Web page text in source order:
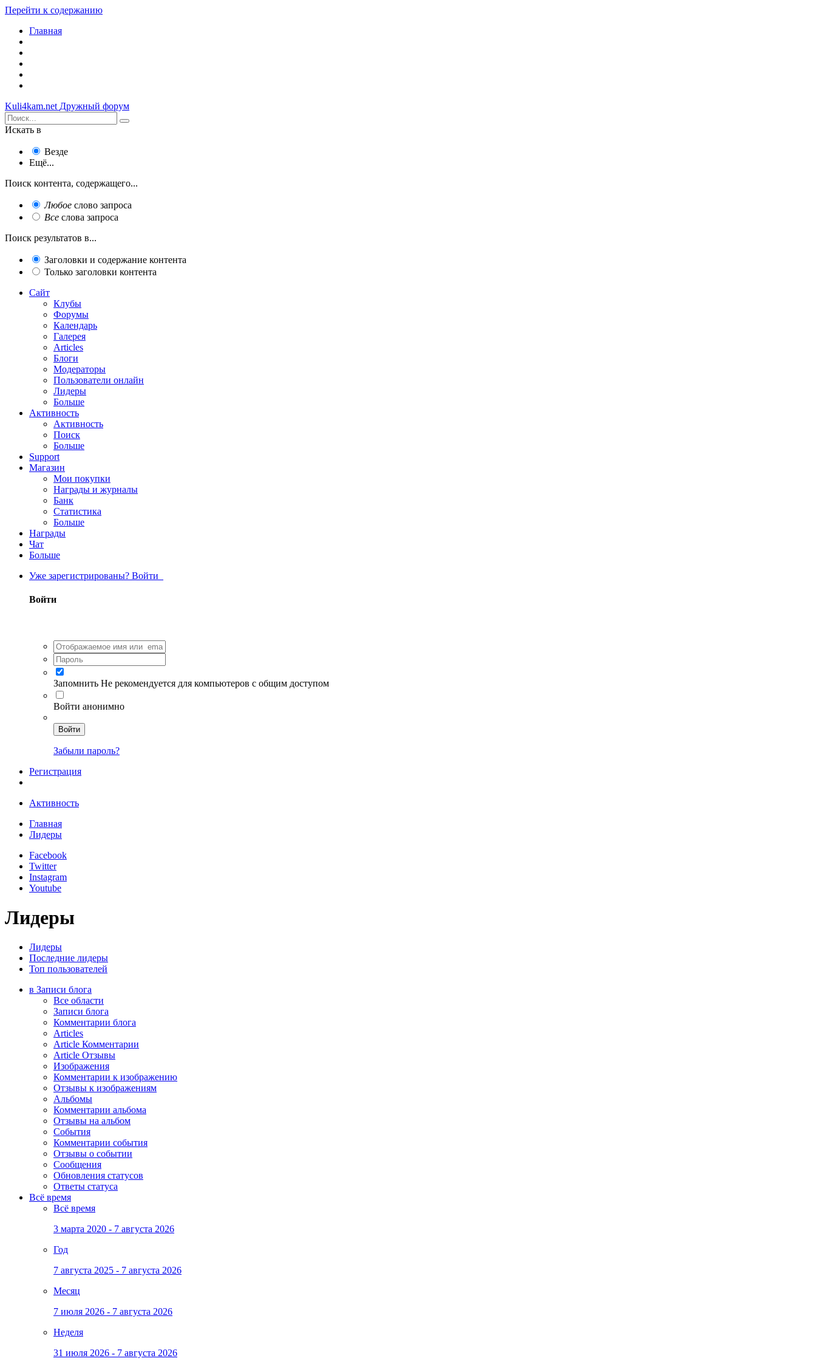
Перейти к содержанию
Главная
Kuli4kam.net Дружный форум
Искать в
Везде
Ещё...
Поиск контента, содержащего...
Любое слово запроса
Все слова запроса
Поиск результатов в...
Заголовки и содержание контента
Только заголовки контента
Сайт
Клубы
Форумы
Календарь
Галерея
Articles
Блоги
Модераторы
Пользователи онлайн
Лидеры
Больше
Активность
Активность
Поиск
Больше
Support
Магазин
Мои покупки
Награды и журналы
Банк
Статистика
Больше
Награды
Чат
Больше
Уже зарегистрированы? Войти
Войти
Запомнить Не рекомендуется для компьютеров с общим доступом
Войти анонимно
Войти
Забыли пароль?
Регистрация
Активность
Главная
Лидеры
Facebook
Twitter
Instagram
Youtube
Лидеры
Лидеры
Последние лидеры
Топ пользователей
в Записи блога
Все области
Записи блога
Комментарии блога
Articles
Article Комментарии
Article Отзывы
Изображения
Комментарии к изображению
Отзывы к изображениям
Альбомы
Комментарии альбома
Отзывы на альбом
События
Комментарии события
Отзывы о событии
Сообщения
Обновления статусов
Ответы статуса
Всё время
Всё время
3 марта 2020 - 7 августа 2026
Год
7 августа 2025 - 7 августа 2026
Месяц
7 июля 2026 - 7 августа 2026
Неделя
31 июля 2026 - 7 августа 2026